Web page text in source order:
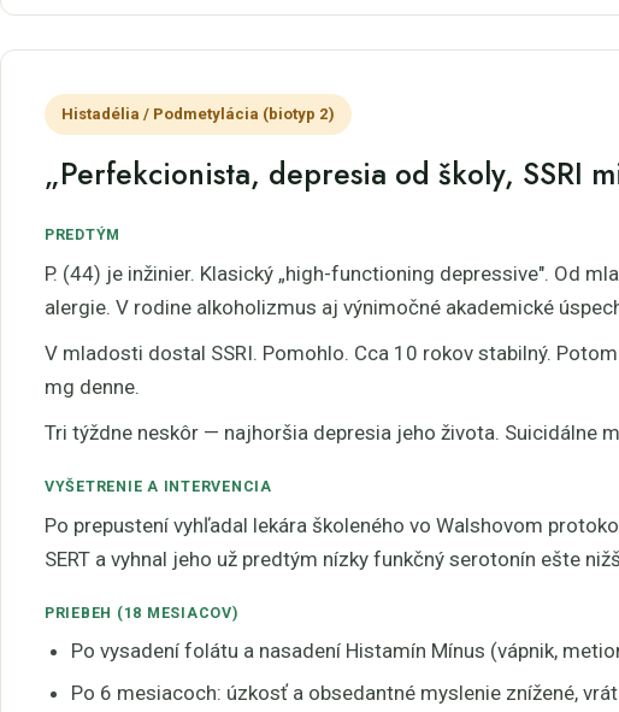
Histadélia / Podmetylácia (biotyp 2)
„Perfekcionista, depresia od školy, SSRI
PREDTÝM
P. (44) je inžinier. Klasický „high-functioning depressive". Od
alergie. V rodine alkoholizmus aj výnimočné akademické
V mladosti dostal SSRI. Pomohlo. Cca 10 rokov stabilný.
mg denne.
Tri týždne neskôr — najhoršia depresia jeho života. Suicidálne
VYŠETRENIE A INTERVENCIA
Po prepustení vyhľadal lekára školeného vo Walshovom
SERT a vyhnal jeho už predtým nízky funkčný serotonín ešte
PRIEBEH (18 MESIACOV)
Po vysadení folátu a nasadení Histamín Mínus (vápnik,
Po 6 mesiacoch: úzkosť a obsedantné myslenie znížené,